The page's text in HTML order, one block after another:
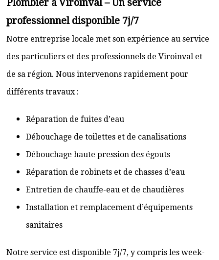
Plombier à Viroinval – Un service
professionnel disponible 7j/7
Notre entreprise locale met son expérience au service
des particuliers et des professionnels de Viroinval et
de sa région. Nous intervenons rapidement pour
différents travaux :
Réparation de fuites d’eau
Débouchage de toilettes et de canalisations
Débouchage haute pression des égouts
Réparation de robinets et de chasses d’eau
Entretien de chauffe-eau et de chaudières
Installation et remplacement d’équipements
sanitaires
Notre service est disponible 7j/7, y compris les week-